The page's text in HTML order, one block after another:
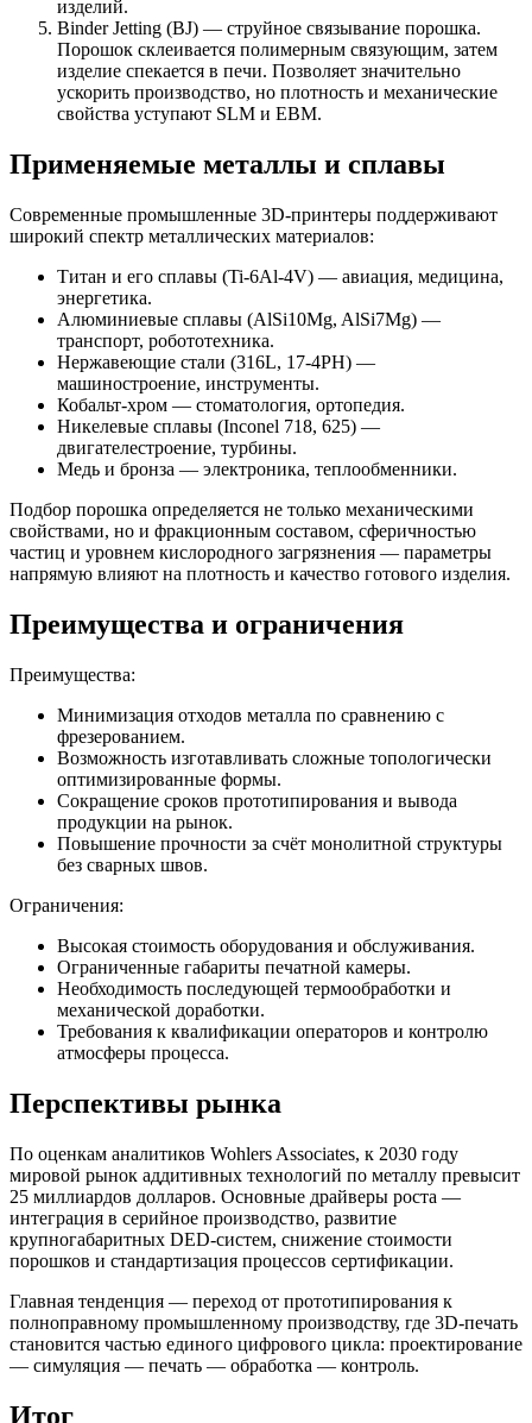
изделий.
Binder Jetting (BJ) — струйное связывание порошка.
Порошок склеивается полимерным связующим, затем
изделие спекается в печи. Позволяет значительно
ускорить производство, но плотность и механические
свойства уступают SLM и EBM.
Применяемые металлы и сплавы
Современные промышленные 3D-принтеры поддерживают
широкий спектр металлических материалов:
Титан и его сплавы (Ti-6Al-4V) — авиация, медицина,
энергетика.
Алюминиевые сплавы (AlSi10Mg, AlSi7Mg) —
транспорт, робототехника.
Нержавеющие стали (316L, 17-4PH) —
машиностроение, инструменты.
Кобальт-хром — стоматология, ортопедия.
Никелевые сплавы (Inconel 718, 625) —
двигателестроение, турбины.
Медь и бронза — электроника, теплообменники.
Подбор порошка определяется не только механическими
свойствами, но и фракционным составом, сферичностью
частиц и уровнем кислородного загрязнения — параметры
напрямую влияют на плотность и качество готового изделия.
Преимущества и ограничения
Преимущества:
Минимизация отходов металла по сравнению с
фрезерованием.
Возможность изготавливать сложные топологически
оптимизированные формы.
Сокращение сроков прототипирования и вывода
продукции на рынок.
Повышение прочности за счёт монолитной структуры
без сварных швов.
Ограничения:
Высокая стоимость оборудования и обслуживания.
Ограниченные габариты печатной камеры.
Необходимость последующей термообработки и
механической доработки.
Требования к квалификации операторов и контролю
атмосферы процесса.
Перспективы рынка
По оценкам аналитиков Wohlers Associates, к 2030 году
мировой рынок аддитивных технологий по металлу превысит
25 миллиардов долларов. Основные драйверы роста —
интеграция в серийное производство, развитие
крупногабаритных DED-систем, снижение стоимости
порошков и стандартизация процессов сертификации.
Главная тенденция — переход от прототипирования к
полноправному промышленному производству, где 3D-печать
становится частью единого цифрового цикла: проектирование
— симуляция — печать — обработка — контроль.
Итог